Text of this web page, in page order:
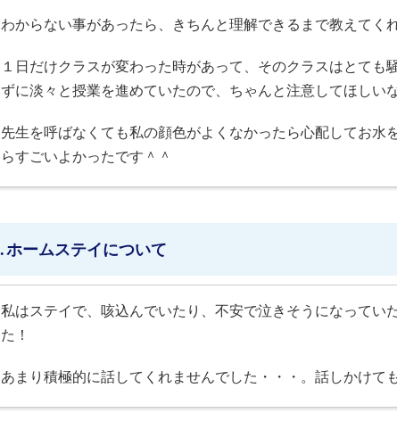
わからない事があったら、きちんと理解できるまで教えてく
１日だけクラスが変わった時があって、そのクラスはとて
ずに淡々と授業を進めていたので、ちゃんと注意してほしい
先生を呼ばなくても私の顔色がよくなかったら心配してお
らすごいよかったです＾＾
ホームステイについて
私はステイで、咳込んでいたり、不安で泣きそうになって
た！
あまり積極的に話してくれませんでした・・・。話しかけて